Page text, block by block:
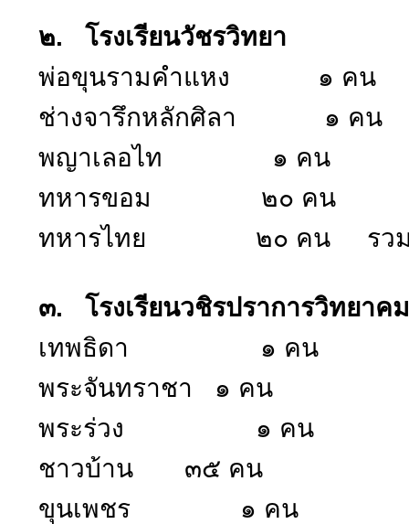
๒. โรงเรียนวัชรวิทยา
พ่อขุนรามคำแหง ๑ คน
ช่างจารึกหลักศิลา ๑ คน
พญาเลอไท ๑ คน
ทหารขอม ๒๐ คน
ทหารไทย ๒๐ คน รวม
๓. โรงเรียนวชิรปราการวิทยาค
เทพธิดา ๑ คน
พระจันทราชา ๑ คน
พระร่วง ๑ คน
ชาวบ้าน ๓๕ คน
ขุนเพชร ๑ คน